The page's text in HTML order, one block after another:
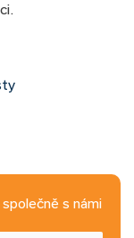
s námi